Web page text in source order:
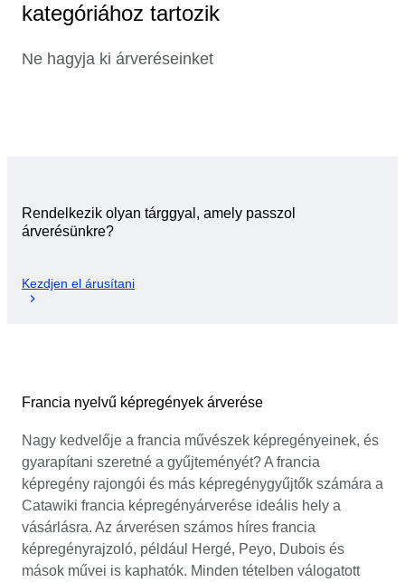
kategóriához tartozik
Ne hagyja ki árveréseinket
Rendelkezik olyan tárggyal, amely passzol
árverésünkre?
Kezdjen el árusítani
Francia nyelvű képregények árverése
Nagy kedvelője a francia művészek képregényeinek, és
gyarapítani szeretné a gyűjteményét? A francia
képregény rajongói és más képregénygyűjtők számára a
Catawiki francia képregényárverése ideális hely a
vásárlásra. Az árverésen számos híres francia
képregényrajzoló, például Hergé, Peyo, Dubois és
mások művei is kaphatók. Minden tételben válogatott